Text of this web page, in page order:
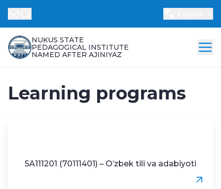
NUKUS STATE
PEDAGOGICAL INSTITUTE
NAMED AFTER AJINIYAZ
Learning programs
5А111201 (70111401) – O’zbek tili va adabiyoti